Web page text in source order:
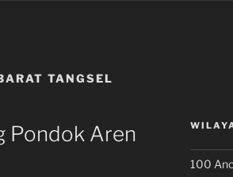
TANGSEL
Pondok Aren
100